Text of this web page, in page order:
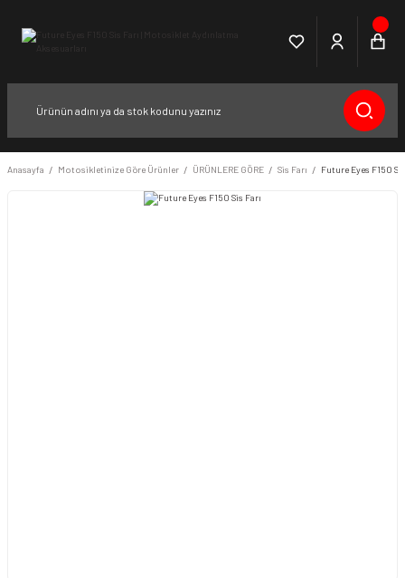
Anasayfa Motosikletinize Göre Ürünler ÜRÜNLERE GÖRE Sis Farı Future Eyes F150